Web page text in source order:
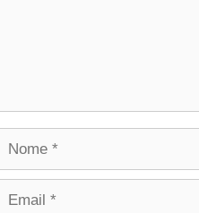
Nome
Email